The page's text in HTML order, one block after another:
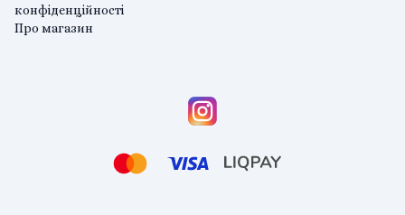
конфіденційності
Про магазин